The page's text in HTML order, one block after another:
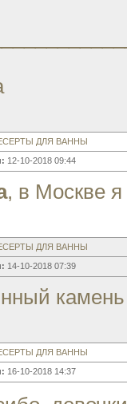
ДЛЯ ВАННЫ
12-10-2018 09:44
, в Москве
ДЛЯ ВАННЫ
14-10-2018 07:39
ДЛЯ ВАННЫ
16-10-2018 14:37